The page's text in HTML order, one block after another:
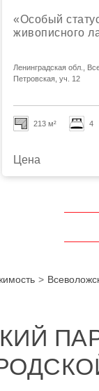
«Особый
живописного
Ленинградская обл.,
Петровская, уч. 12
213 м² 4
Цена